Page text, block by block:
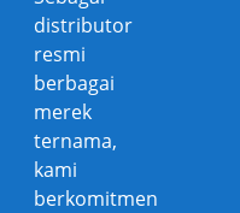
distributor
resmi
berbagai
merek
ternama,
kami
berkomitmen